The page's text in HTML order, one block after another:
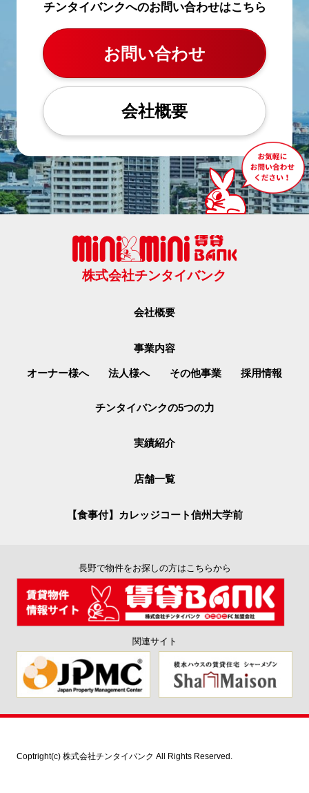
チンタイバンクへのお問い合わせはこちら
お問い合わせ
会社概要
株式会社チンタイバンク
会社概要
事業内容
オーナー様へ 法人様へ その他事業 採用情報
チンタイバンクの5つの力
実績紹介
店舗一覧
【食事付】カレッジコート信州大学前
長野で物件をお探しの方はこちらから
関連サイト
Coptright(c) 株式会社チンタイバンク All Rights Reserved.